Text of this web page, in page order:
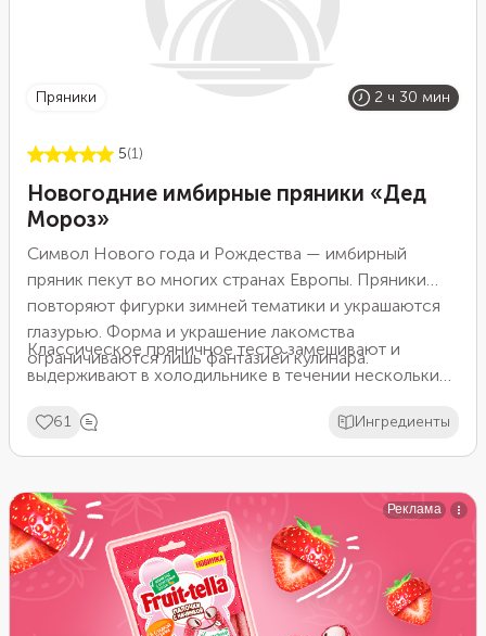
пряники 2 ч 30 мин
5(1)
Новогодние имбирные пряники «Дед
Мороз»
Символ Нового года и Рождества — имбирный
пряник пекут во многих странах Европы. Пряники
повторяют фигурки зимней тематики и украшаются
глазурью. Форма и украшение лакомства
ограничиваются лишь фантазией кулинара.
Классическое пряничное тесто замешивают и
выдерживают в холодильнике в течении нескольких
более плотным, что облегчает нарезку формы
пряника, а готовый пряник получается вкуснее и
пряников добавляют мускатный орех, кардамон и
корицу.
61 Ингредиенты